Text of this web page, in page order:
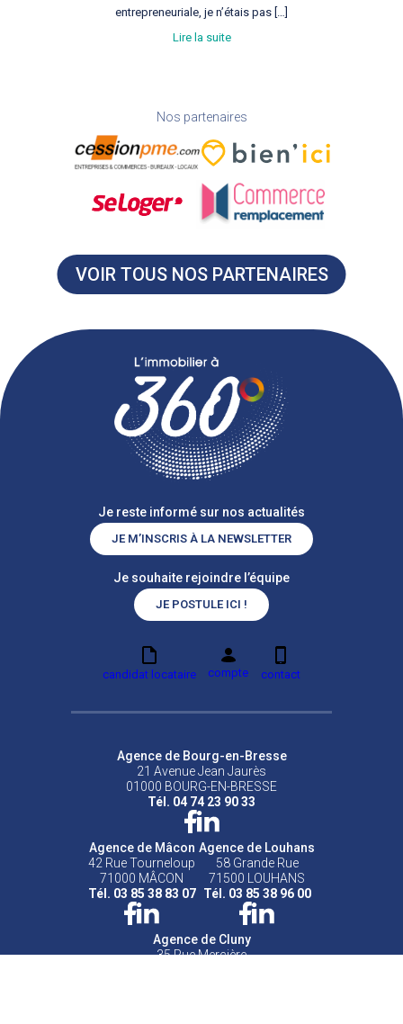
entrepreneuriale, je n’étais pas […]
Lire la suite
Nos partenaires
VOIR TOUS NOS PARTENAIRES
Je reste informé sur nos actualités
JE M’INSCRIS À LA NEWSLETTER
Je souhaite rejoindre l’équipe
JE POSTULE ICI !
candidat locataire compte contact
Agence de Bourg-en-Bresse
21 Avenue Jean Jaurès
01000 BOURG-EN-BRESSE
Tél. 04 74 23 90 33
Agence de Mâcon
42 Rue Tourneloup
71000 MÂCON
Tél. 03 85 38 83 07
Agence de Louhans
58 Grande Rue
71500 LOUHANS
Tél. 03 85 38 96 00
Agence de Cluny
35 Rue Mercière